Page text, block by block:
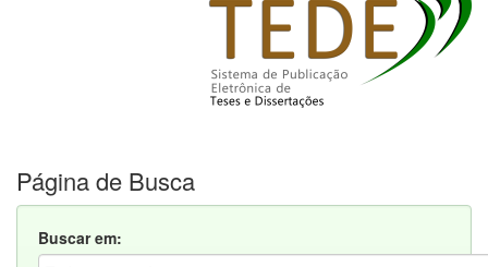
Página de Busca
Buscar em: